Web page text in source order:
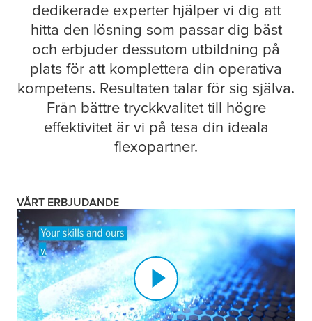
dedikerade experter hjälper vi dig att
hitta den lösning som passar dig bäst
och erbjuder dessutom utbildning på
plats för att komplettera din operativa
kompetens. Resultaten talar för sig själva.
Från bättre tryckkvalitet till högre
effektivitet är vi på tesa din ideala
flexopartner.
VÅRT ERBJUDANDE